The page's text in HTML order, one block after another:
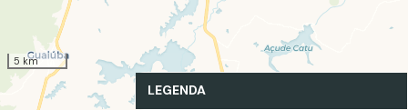
5 km
LEGENDA